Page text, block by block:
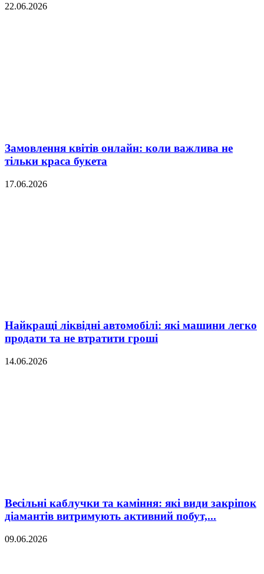
22.06.2026
Замовлення квітів онлайн: коли важлива не
тільки краса букета
17.06.2026
Найкращі ліквідні автомобілі: які машини легко
продати та не втратити гроші
14.06.2026
Весільні каблучки та каміння: які види закріпок
діамантів витримують активний побут,...
09.06.2026